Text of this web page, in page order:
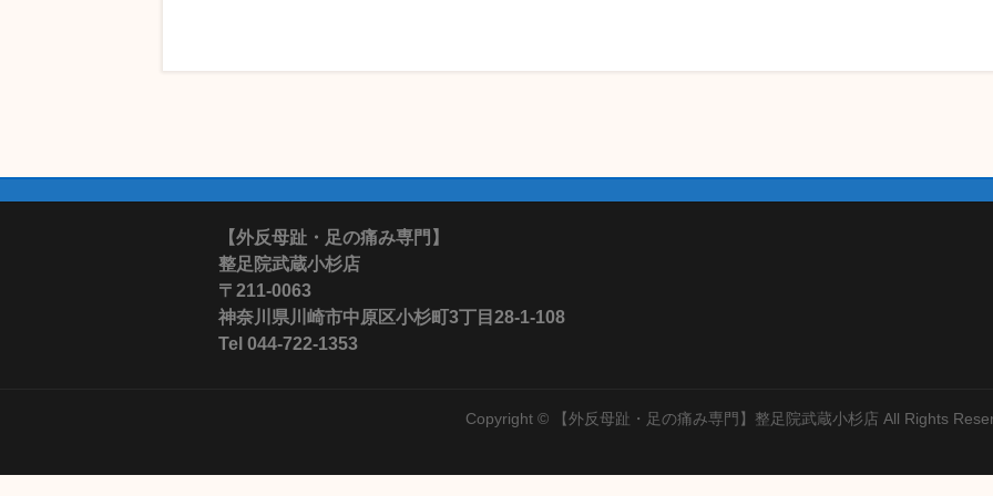
【外反母趾・足の痛み専門】
整足院武蔵小杉店
〒211-0063
神奈川県川崎市中原区小杉町3丁目28-1-108
Tel 044-722-1353
Copyright © 【外反母趾・足の痛み専門】整足院武蔵小杉店 All Rights